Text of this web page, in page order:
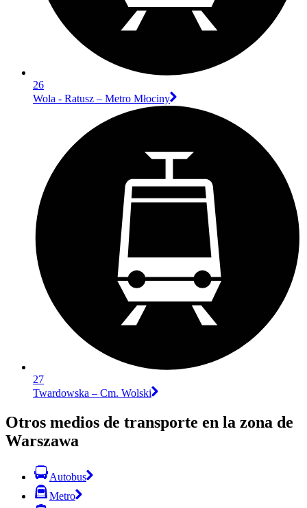
26
Wola - Ratusz – Metro Młociny
27
Twardowska – Cm. Wolski
Otros medios de transporte en la zona de
Warszawa
Autobus
Metro